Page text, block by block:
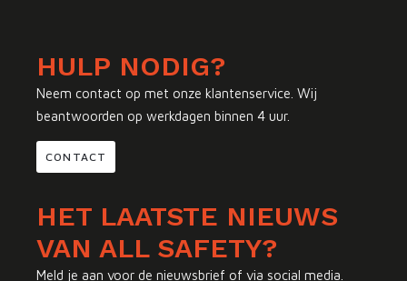
HULP NODIG?
Neem contact op met onze klantenservice. Wij
beantwoorden op werkdagen binnen 4 uur.
CONTACT
HET LAATSTE NIEUWS
VAN ALL SAFETY?
Meld je aan voor de nieuwsbrief of via social media.